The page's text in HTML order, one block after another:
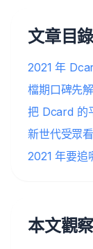
文章目錄
2021 年
檔期口碑先
把 Dcard 的
新世代受眾
2021 年要追
本文觀